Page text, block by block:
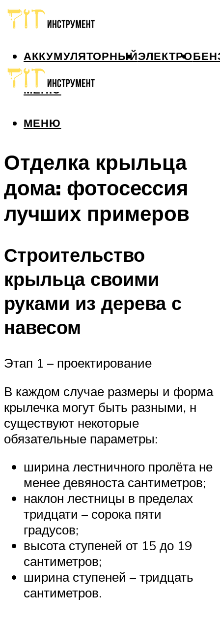
АККУМУЛЯТОРНЫЙЭЛЕКТРО
МЕНЮ
МЕНЮ
Отделка крыльца
дома: фотосессия
лучших примеров
Строительство
крыльца своими
руками из дерева с
навесом
Этап 1 – проектирование
В каждом случае размеры и форма
крылечка могут быть разными, н
существуют некоторые
обязательные параметры:
ширина лестничного пролёта не
менее девяноста сантиметров;
наклон лестницы в пределах
тридцати – сорока пяти
градусов;
высота ступеней от 15 до 19
сантиметров;
ширина ступеней – тридцать
сантиметров.